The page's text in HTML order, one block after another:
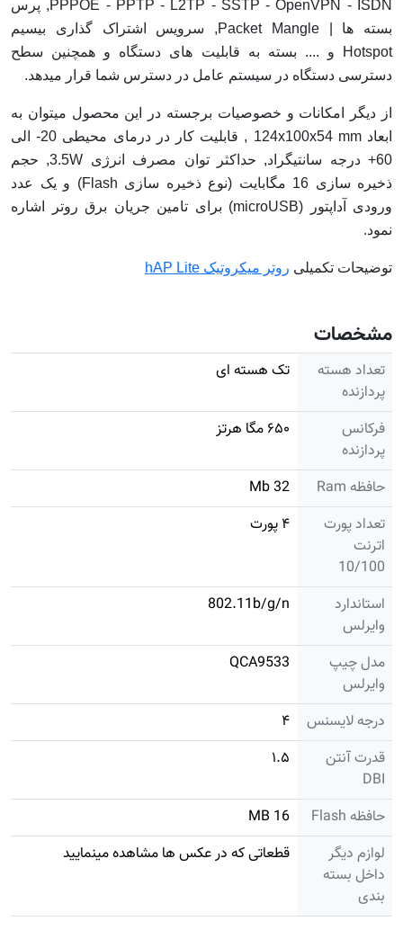
PPPOE - PPTP - L2TP - SSTP - OpenVPN - ISDN, پرس
بسته ها | Packet Mangle, سرویس اشتراک گذاری بیسیم
Hotspot و .... بسته به قابلیت های دستگاه و همچنین سطح
دسترسی دستگاه در سیستم عامل در دسترس شما قرار میدهد.
از دیگر امکانات و خصوصیات برجسته در این محصول میتوان به
ابعاد 124x100x54 mm , قابلیت کار در درمای محیطی 20- الی
60+ درجه سانتیگراد, حداکثر توان مصرف انرژی 3.5W, حجم
ذخیره سازی 16 مگابایت (نوع ذخیره سازی Flash) و یک عدد
ورودی آداپتور (microUSB) برای تامین جریان برق روتر اشاره
نمود.
توضیحات تکمیلی روتر میکروتیک hAP Lite
مشخصات
تعداد هسته
پردازنده
تک هسته ای
فرکانس
پردازنده
۶۵۰ مگا هرتز
حافظه Ram
32 Mb
تعداد پورت
اترنت
10/100
۴ پورت
استاندارد
وایرلس
802.11b/g/n
مدل چیپ
وایرلس
QCA9533
درجه لایسنس
۴
قدرت آنتن
DBI
۱.۵
حافظه Flash
16 MB
لوازم دیگر
داخل بسته
بندی
قطعاتی که در عکس ها مشاهده مینمایید